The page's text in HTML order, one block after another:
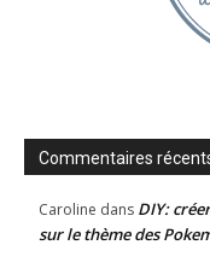
Commentaires
Caroline dans DIY:
sur le thème des